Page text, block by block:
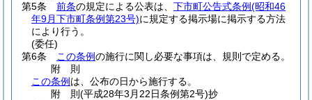
第5条
前条の規定による公表は、 下市町公告式条例(昭和46
年9月下市町条例第23号)に規定する掲示場に掲示する方法
により行う。
(委任)
第6条
この条例の施行に関し必要な事項は、規則で定める。
附 則
この条例 は、公布の日から施行する。
附 則(平成28年3月22日条例第2号)抄